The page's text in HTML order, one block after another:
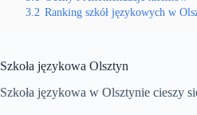
3.2 Ranking szkół językowych w
Szkoła językowa Olsztyn
Szkoła językowa w Olsztynie cieszy